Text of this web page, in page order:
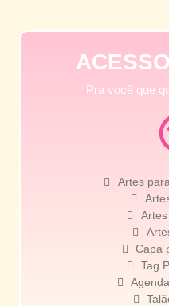
Pra você que
Artes
Capa
Tag